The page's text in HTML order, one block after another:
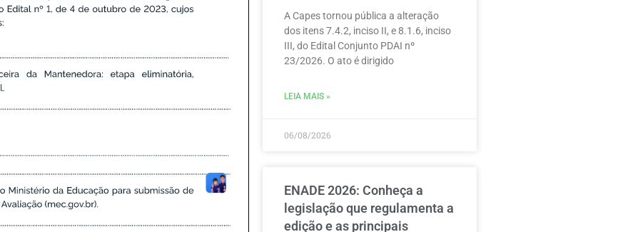
A Capes tornou pública a alteração
dos itens 7.4.2, inciso II, e 8.1.6, inciso
III, do Edital Conjunto PDAI nº
23/2026. O ato é dirigido
LEIA MAIS »
06/08/2026
ENADE 2026: Conheça a
legislação que regulamenta a
edição e as principais